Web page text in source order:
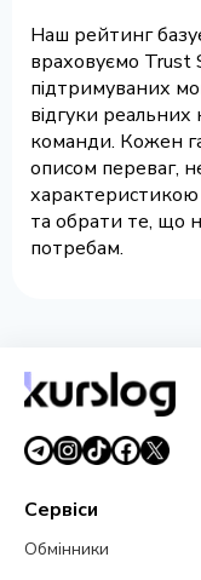
Наш рейтинг
враховуємо Trust
підтримуваних
відгуки реальних
команди. Кожен
описом переваг,
та обрати те, що
потребам.
Сервіси
Обмінники